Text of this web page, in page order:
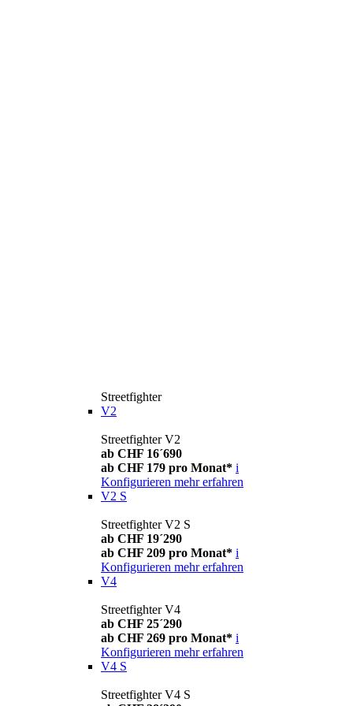
Streetfighter
V2
Streetfighter V2
ab CHF 16´690
ab CHF 179 pro Monat* i
Konfigurieren mehr erfahren
V2 S
Streetfighter V2 S
ab CHF 19´290
ab CHF 209 pro Monat* i
Konfigurieren mehr erfahren
V4
Streetfighter V4
ab CHF 25´290
ab CHF 269 pro Monat* i
Konfigurieren mehr erfahren
V4 S
Streetfighter V4 S